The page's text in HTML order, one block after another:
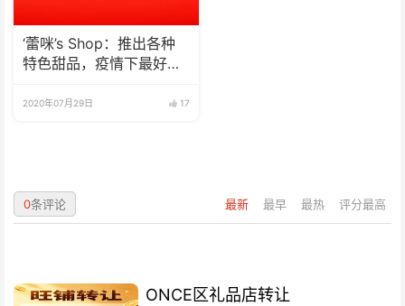
‘蕾咪’s Shop：推出各种
特色甜品，疫情下最好的
2020年07月29日 17
最新 最早 最热 评分最高
0条评论
ONCE区礼品店转让